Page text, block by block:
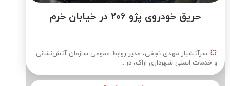
حریق خودروی پژو ۲۰۶ در خیابان خرم
سرآتشیار مهدی نجفی، مدیر روابط عمومی سازمان آتش‌نشانی
و خدمات ایمنی شهرداری اراک، در...